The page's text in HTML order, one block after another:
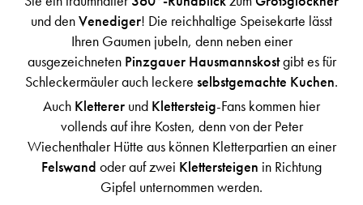
und denVenediger! Die reichhaltige Speisekarte lässt
Ihren Gaumen jubeln, denn neben einer
ausgezeichneten Pinzgauer Hausmannskostgibt es für
Schleckermäuler auch leckere selbstgemachte Kuchen.
Auch Kletterer und Klettersteig-Fans kommen hier
vollends auf ihre Kosten, denn von der Peter
Wiechenthaler Hütte aus können Kletterpartien an einer
Felswand oder auf zwei Klettersteigen in Richtung
Gipfel unternommen werden.